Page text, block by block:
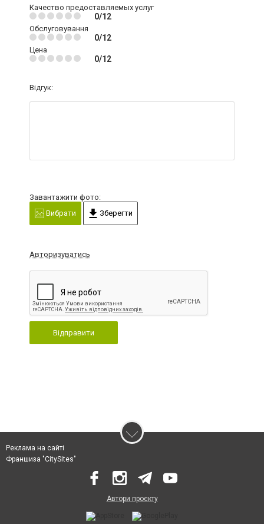
Качество предоставляемых услуг
0/12
Обслуговування
0/12
Цена
0/12
Відгук:
Завантажити фото:
Вибрати
Зберегти
Авторизуватись
Відправити
Реклама на сайті
Франшиза "CitySites"
Автори проєкту